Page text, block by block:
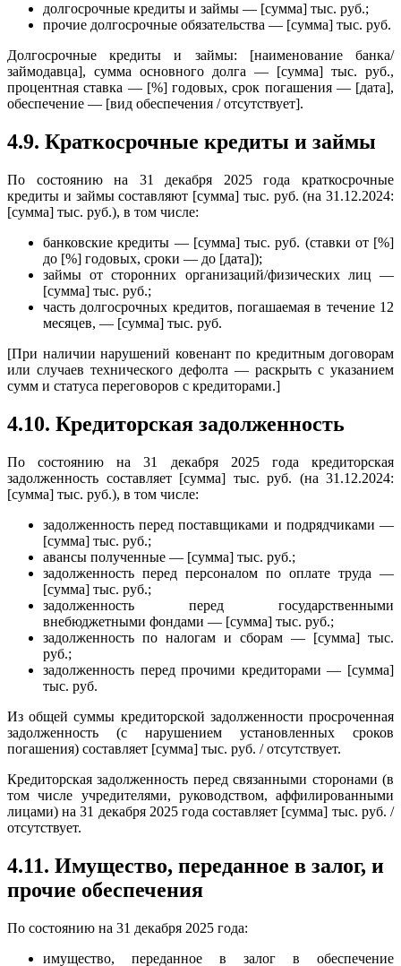
долгосрочные кредиты и займы — [сумма] тыс. руб.;
прочие долгосрочные обязательства — [сумма] тыс. руб.
Долгосрочные кредиты и займы: [наименование банка/
займодавца], сумма основного долга — [сумма] тыс. руб.,
процентная ставка — [%] годовых, срок погашения — [дата],
обеспечение — [вид обеспечения / отсутствует].
4.9. Краткосрочные кредиты и займы
По состоянию на 31 декабря 2025 года краткосрочные
кредиты и займы составляют [сумма] тыс. руб. (на 31.12.2024:
[сумма] тыс. руб.), в том числе:
банковские кредиты — [сумма] тыс. руб. (ставки от [%]
до [%] годовых, сроки — до [дата]);
займы от сторонних организаций/физических лиц —
[сумма] тыс. руб.;
часть долгосрочных кредитов, погашаемая в течение 12
месяцев, — [сумма] тыс. руб.
[При наличии нарушений ковенант по кредитным договорам
или случаев технического дефолта — раскрыть с указанием
сумм и статуса переговоров с кредиторами.]
4.10. Кредиторская задолженность
По состоянию на 31 декабря 2025 года кредиторская
задолженность составляет [сумма] тыс. руб. (на 31.12.2024:
[сумма] тыс. руб.), в том числе:
задолженность перед поставщиками и подрядчиками —
[сумма] тыс. руб.;
авансы полученные — [сумма] тыс. руб.;
задолженность перед персоналом по оплате труда —
[сумма] тыс. руб.;
задолженность перед государственными
внебюджетными фондами — [сумма] тыс. руб.;
задолженность по налогам и сборам — [сумма] тыс.
руб.;
задолженность перед прочими кредиторами — [сумма]
тыс. руб.
Из общей суммы кредиторской задолженности просроченная
задолженность (с нарушением установленных сроков
погашения) составляет [сумма] тыс. руб. / отсутствует.
Кредиторская задолженность перед связанными сторонами (в
том числе учредителями, руководством, аффилированными
лицами) на 31 декабря 2025 года составляет [сумма] тыс. руб. /
отсутствует.
4.11. Имущество, переданное в залог, и
прочие обеспечения
По состоянию на 31 декабря 2025 года:
имущество, переданное в залог в обеспечение